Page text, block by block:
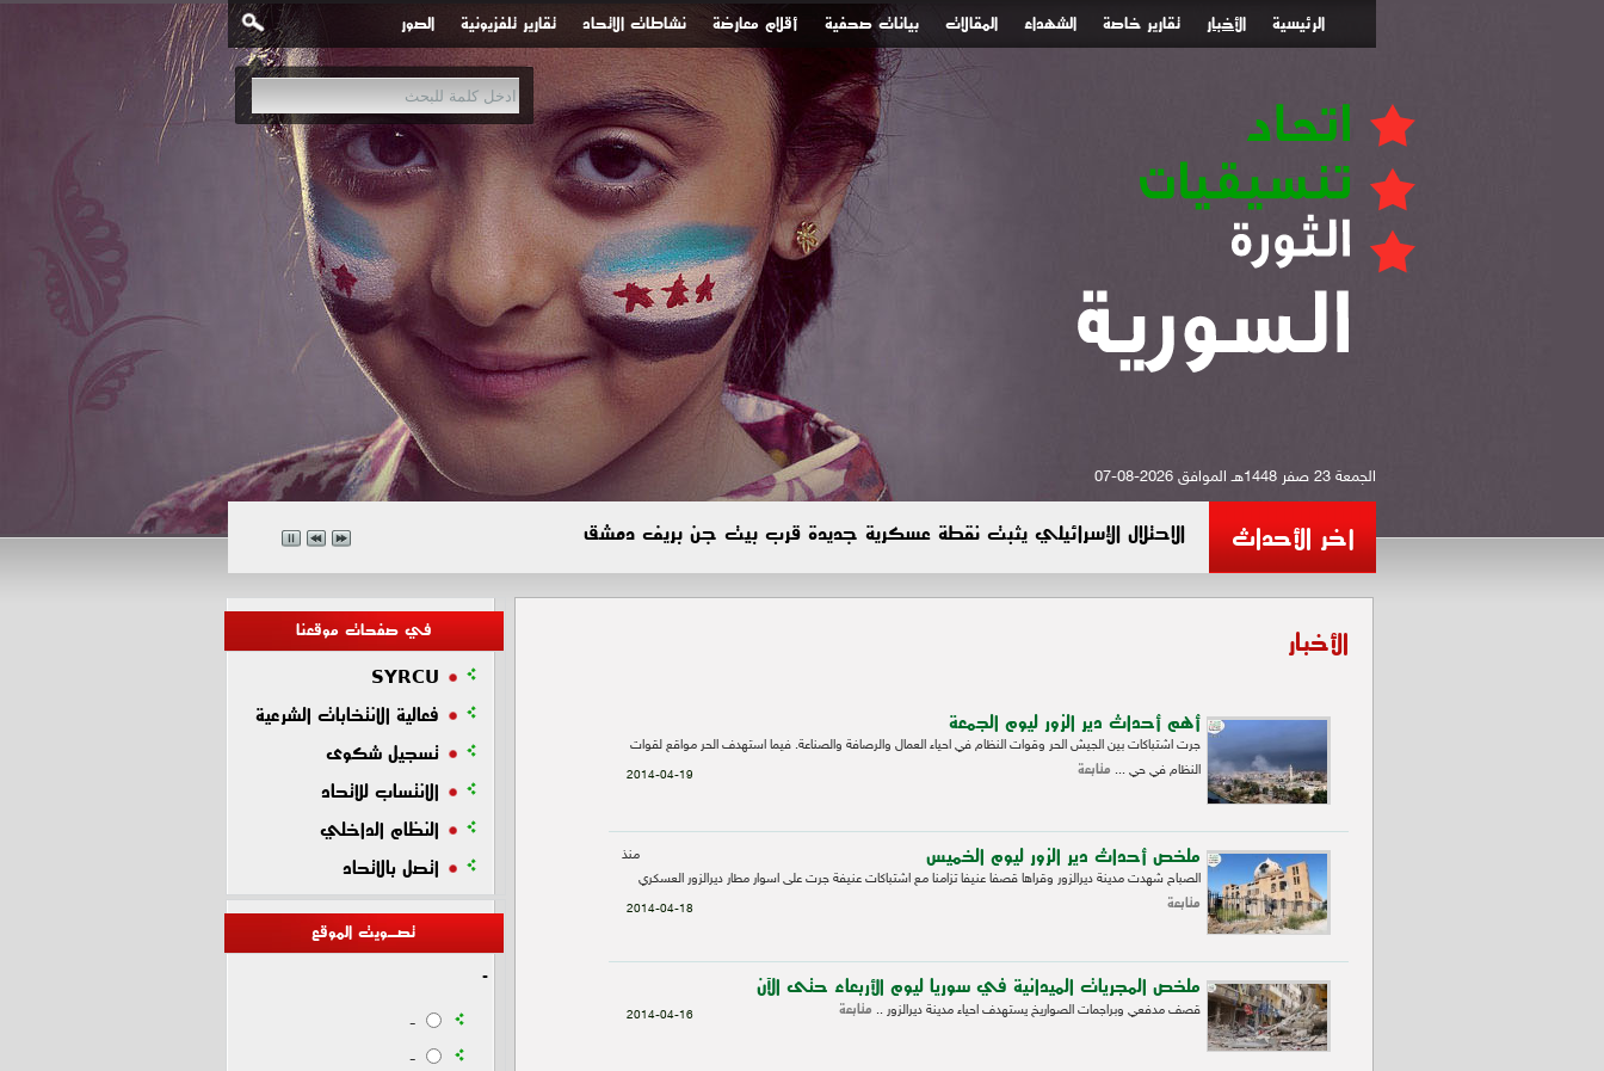
الرئيسية الأخبار تقارير خاصة الشهداء المقالات بيانات صحفية أقلام معارضة نشاطات الاتحاد تقارير تلفزيونية الصور
الجمعة 23 صفر 1448هـ الموافق 2026-08-07
آخر الأحداث الاحتلال الإسرائيلي يثبت نقطة عسكرية جديدة قرب بيت جن بريف دمشق
الأخبار
أهم أحداث دير الزور ليوم الجمعة
جرت اشتباكات بين الجيش الحر وقوات النظام في احياء العمال والرصافة والصناعة. فيما استهدف الحر مواقع لقوات
النظام في حي ... متابعة 2014-04-19
ملخص أحداث دير الزور ليوم الخميس
منذ
الصباح شهدت مدينة ديرالزور وقراها قصفا عنيفا تزامنا مع اشتباكات عنيفة جرت على اسوار مطار ديرالزور العسكري
متابعة 2014-04-18
ملخص المجريات الميدانية في سوريا ليوم الأربعاء حتى الآن
قصف مدفعي وبراجمات الصواريخ يستهدف احياء مدينة ديرالزور .. متابعة 2014-04-16
في صفحات موقعنا
SYRCU
فعالية الانتخابات الشرعية
تسجيل شكوى
الانتساب للاتحاد
النظام الداخلي
اتصل بالاتحاد
تصـويت الموقع
-
-
-